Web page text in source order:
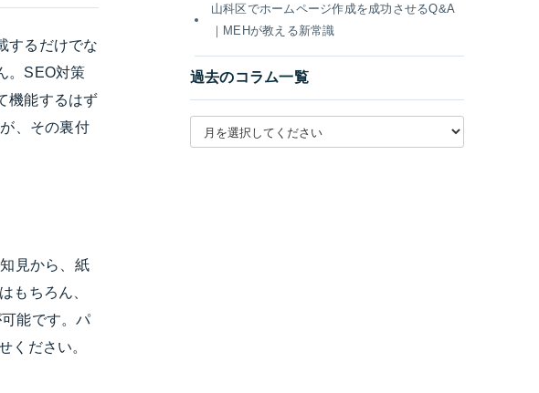
するだけでな
。SEO対策
機能するはず
、その裏付
見から、紙
もちろん、
能です。パ
ください。
山科区でホームページ作成を成功させるQ&A
｜MEHが教える新常識
過去のコラム一覧
月別アーカイブを選択